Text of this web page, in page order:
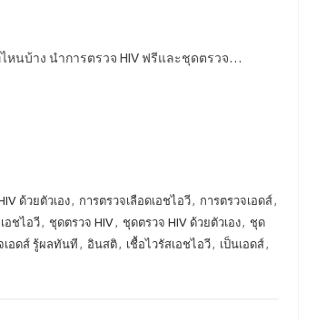
ไหนบ้าง นำการตรวจ HIV ฟรีและชุดตรวจ…
ด้วยตัวเอง, การตรวจเลือดเอชไอวี, การตรวจเอดส์,
อชไอวี, ชุดตรวจ HIV, ชุดตรวจ HIV ด้วยตัวเอง, ชุด
เอดส์ รู้ผลทันที , อินสติ, เชื้อไวรัสเอชไอวี, เป็นเอดส์,